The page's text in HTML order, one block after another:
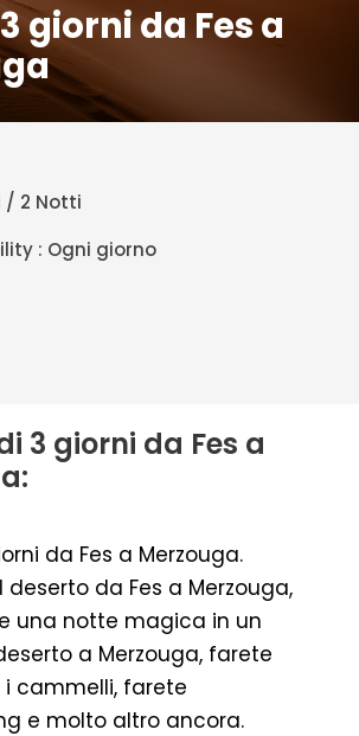
giorni da Fes a
/ 2 Notti
: Ogni giorno
3 giorni da Fes a
da Fes a Merzouga.
deserto da Fes a Merzouga,
una notte magica in un
a Merzouga, farete
i cammelli, farete
e molto altro ancora.